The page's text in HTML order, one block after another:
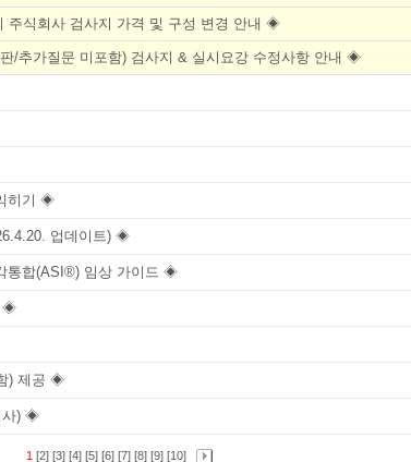
주식회사 검사지 가격 및 구성 변경 안내 ◈
/추가질문 미포함) 검사지 & 실시요강 수정사항 안내 ◈
히기 ◈
업데이트) ◈
통합(ASI®) 임상 가이드 ◈
◈
) 제공 ◈
사) ◈
1 [2] [3] [4] [5] [6] [7] [8] [9] [10]